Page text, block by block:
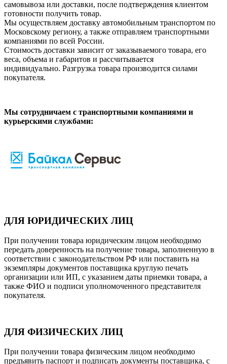
самовывоза или доставки, после подтверждения клиентом
готовности получить товар.
Мы осуществляем доставку автомобильным транспортом по
Московскому региону, а также отправляем транспортными
компаниями по всей России.
Стоимость доставки зависит от заказываемого товара, его
веса, объема и габаритов и рассчитывается
индивидуально. Разгрузка товара производится силами
покупателя.
Мы сотрудничаем с транспортными компаниями и
курьерскими службами:
ДЛЯ ЮРИДИЧЕСКИХ ЛИЦ
При получении товара юридическим лицом необходимо
передать доверенность на получение товара, заполненную в
соответствии с законодательством РФ или поставить на
экземпляры документов поставщика круглую печать
организации или ИП, с указанием даты приемки товара, а
также ФИО и подписи уполномоченного представителя
покупателя.
ДЛЯ ФИЗИЧЕСКИХ ЛИЦ
При получении товара физическим лицом необходимо
предъявить паспорт и подписать документы поставщика, с